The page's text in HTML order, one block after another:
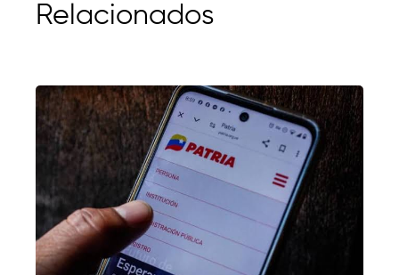
Relacionados